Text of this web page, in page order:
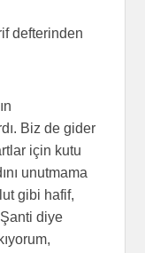
defterinden
Biz de gider
için kutu
unutmama
gibi hafif,
diye